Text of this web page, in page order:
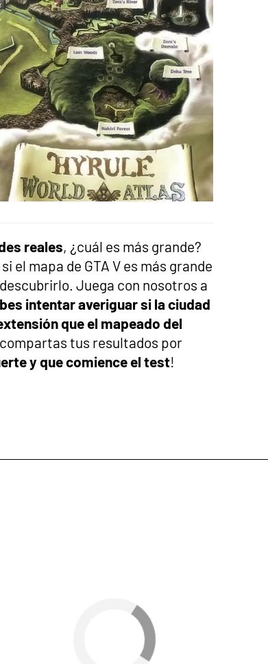
reales, ¿cuál es más grande?
el mapa de GTA V es más grande
Juega con nosotros a
intentar averiguar si la ciudad
que el mapeado del
tus resultados por
y que comience el test!